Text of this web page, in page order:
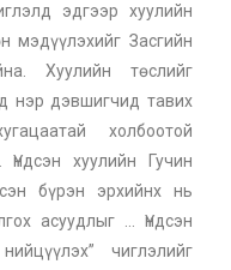
эдгээр хуулийн
мэдүүлэхийг Засгийн
Хуулийн төслийг
нэр дэвшигчид тавих
холбоотой
хуулийн Гучин
бүрэн эрхийнх нь
асуудлыг … Үндсэн
чиглэлийг